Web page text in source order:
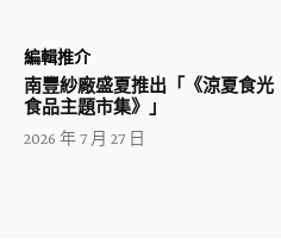
編輯推介
南豐紗廠盛夏推出「《涼夏食光｜
食品主題市集》」
2026 年 7 月 27 日